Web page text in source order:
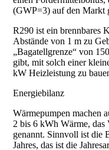
(GWP=3) auf den Markt
R290 ist ein brennbares
Abstände von 1 m zu
„Bagatellgrenze“ von
gibt, mit solch einer
kW Heizleistung zu
Energiebilanz
Wärmepumpen machen
2 bis 6 kWh Wärme,
genannt. Sinnvoll ist die
Jahres, das ist die